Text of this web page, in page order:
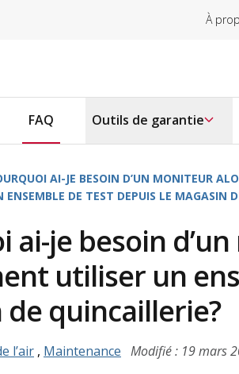
À
FAQ Outils de garantie
AI-JE BESOIN D’UN MONITEUR
ENSEMBLE DE TEST DEPUIS LE MAGASIN
ai-je besoin
utiliser un
de quincaillerie?
l’air , Maintenance Modifié : 19 mars